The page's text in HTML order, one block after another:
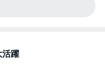
活躍